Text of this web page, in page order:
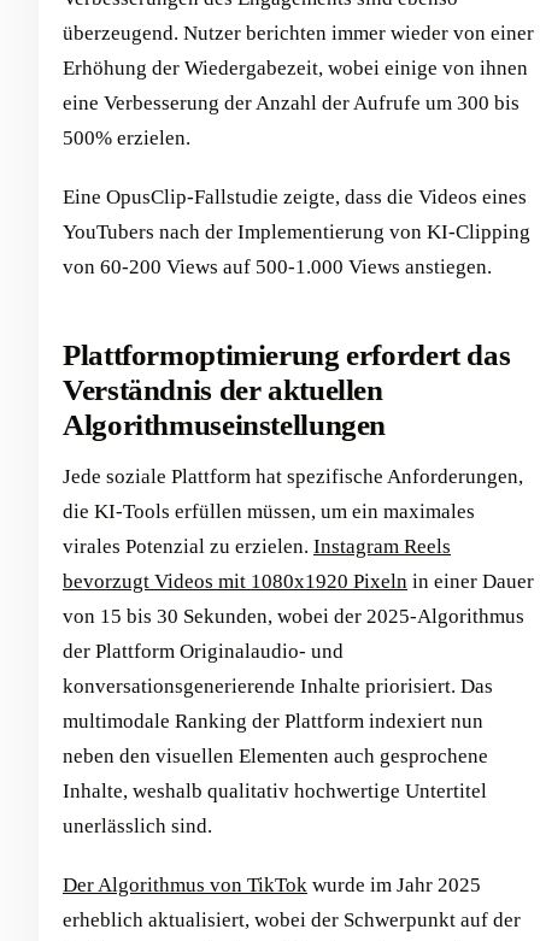
überzeugend. Nutzer berichten immer wieder von einer
Erhöhung der Wiedergabezeit, wobei einige von ihnen
eine Verbesserung der Anzahl der Aufrufe um 300 bis
500% erzielen.
Eine OpusClip-Fallstudie zeigte, dass die Videos eines
YouTubers nach der Implementierung von KI-Clipping
von 60-200 Views auf 500-1.000 Views anstiegen.
Plattformoptimierung erfordert das
Verständnis der aktuellen
Algorithmuseinstellungen
Jede soziale Plattform hat spezifische Anforderungen,
die KI-Tools erfüllen müssen, um ein maximales
virales Potenzial zu erzielen. Instagram Reels
bevorzugt Videos mit 1080x1920 Pixeln in einer Dauer
von 15 bis 30 Sekunden, wobei der 2025-Algorithmus
der Plattform Originalaudio- und
konversationsgenerierende Inhalte priorisiert. Das
multimodale Ranking der Plattform indexiert nun
neben den visuellen Elementen auch gesprochene
Inhalte, weshalb qualitativ hochwertige Untertitel
unerlässlich sind.
Der Algorithmus von TikTok wurde im Jahr 2025
erheblich aktualisiert, wobei der Schwerpunkt auf der